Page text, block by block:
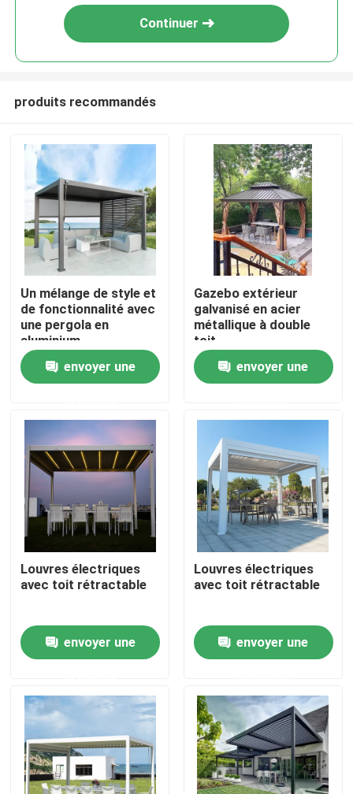
Maison
Produits
Au sujet de nous
Visite d'usine
Contrôle de qualité
Contactez-nous
Nouvelles
Pergola en aluminium de patio
Pergola à abats-sons en aluminium
Continuer
produits recommandés
Un mélange de style et
de fonctionnalité avec
une pergola en
aluminium
envoyer une
Gazebo extérieur
galvanisé en acier
métallique à double
toit
envoyer une
Louvres électriques
avec toit rétractable
envoyer une
Louvres électriques
avec toit rétractable
envoyer une